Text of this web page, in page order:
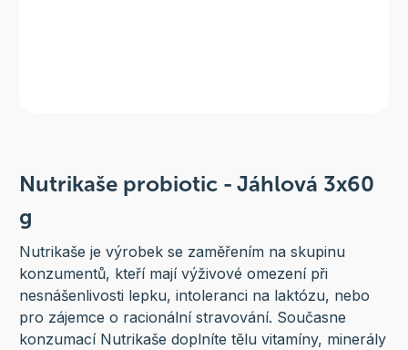
Nutrikaše probiotic - Jáhlová 3x60
g
Nutrikaše je výrobek se zaměřením na skupinu
konzumentů, kteří mají výživové omezení při
nesnášenlivosti lepku, intoleranci na laktózu, nebo
pro zájemce o racionální stravování. Současne
konzumací Nutrikaše doplníte tělu vitamíny, minerály